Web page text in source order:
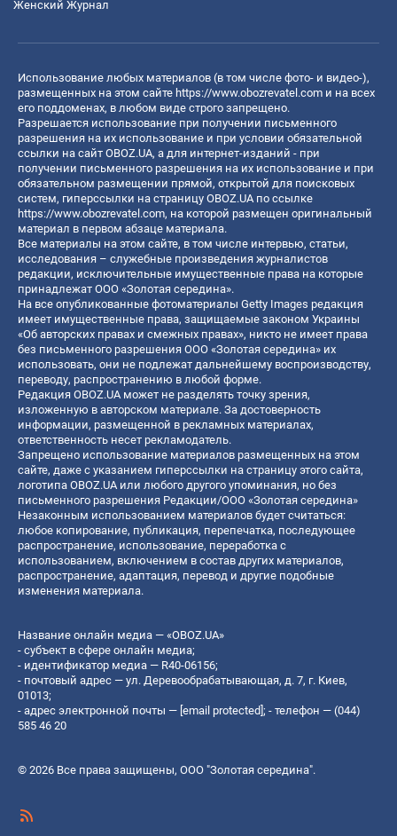
Женский Журнал
Использование любых материалов (в том числе фото- и видео-),
размещенных на этом сайте https://www.obozrevatel.com и на всех
его поддоменах, в любом виде строго запрещено.
Разрешается использование при получении письменного
разрешения на их использование и при условии обязательной
ссылки на сайт OBOZ.UA, а для интернет-изданий - при
получении письменного разрешения на их использование и при
обязательном размещении прямой, открытой для поисковых
систем, гиперссылки на страницу OBOZ.UA по ссылке
https://www.obozrevatel.com, на которой размещен оригинальный
материал в первом абзаце материала.
Все материалы на этом сайте, в том числе интервью, статьи,
исследования – служебные произведения журналистов
редакции, исключительные имущественные права на которые
принадлежат ООО «Золотая середина».
На все опубликованные фотоматериалы Getty Images редакция
имеет имущественные права, защищаемые законом Украины
«Об авторских правах и смежных правах», никто не имеет права
без письменного разрешения ООО «Золотая середина» их
использовать, они не подлежат дальнейшему воспроизводству,
переводу, распространению в любой форме.
Редакция OBOZ.UA может не разделять точку зрения,
изложенную в авторском материале. За достоверность
информации, размещенной в рекламных материалах,
ответственность несет рекламодатель.
Запрещено использование материалов размещенных на этом
сайте, даже с указанием гиперссылки на страницу этого сайта,
логотипа OBOZ.UA или любого другого упоминания, но без
письменного разрешения Редакции/ООО «Золотая середина»
Незаконным использованием материалов будет считаться:
любое копирование, публикация, перепечатка, последующее
распространение, использование, переработка с
использованием, включением в состав других материалов,
распространение, адаптация, перевод и другие подобные
изменения материала.
Название онлайн медиа — «OBOZ.UA»
- субъект в сфере онлайн медиа;
- идентификатор медиа — R40-06156;
- почтовый адрес — ул. Деревообрабатывающая, д. 7, г. Киев,
01013;
- адрес электронной почты — [email protected]; - телефон — (044)
585 46 20
© 2026 Все права защищены, ООО "Золотая середина".